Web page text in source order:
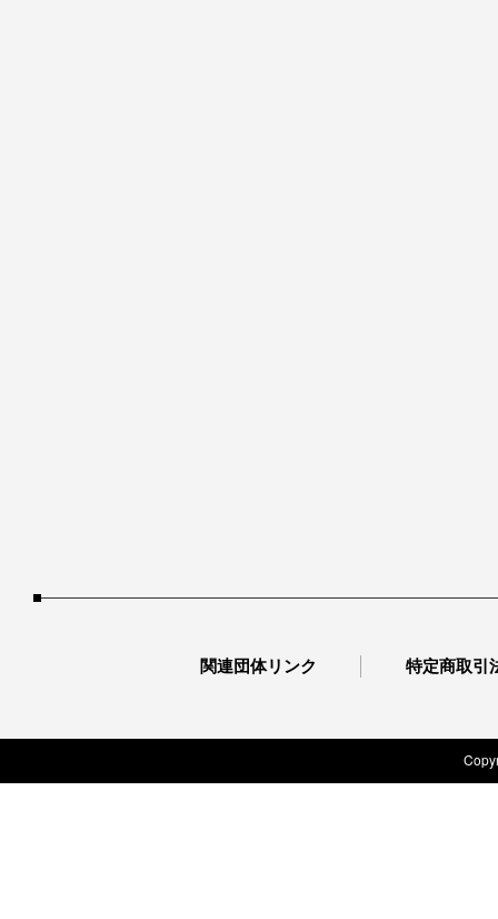
関連団体リンク 特定商取引